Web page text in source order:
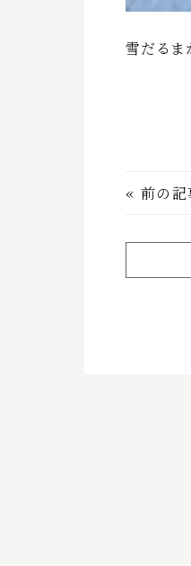
雪だるま
« 前の記